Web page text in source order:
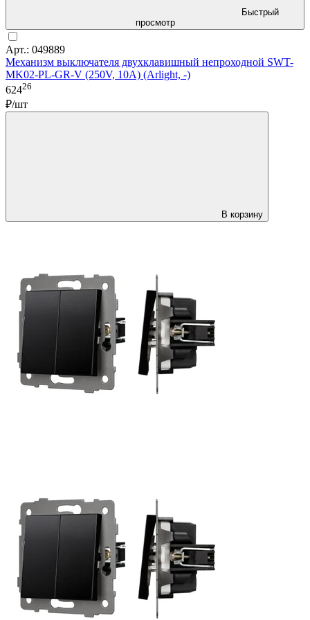
Быстрый
просмотр
Арт.: 049889
Механизм выключателя двухклавишный непроходной SWT-
MK02-PL-GR-V (250V, 10A) (Arlight, -)
62426
₽/шт
В корзину